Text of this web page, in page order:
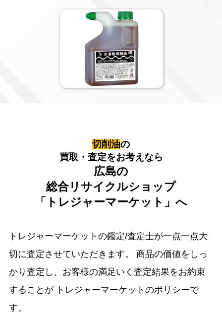
切削油の
買取・査定をお考えなら
広島の
総合リサイクルショップ
「トレジャーマーケット」へ
トレジャーマーケットの鑑定/査定士が一点一点大
切に査定させていただきます。
商品の価値をしっ
かり査定し、お客様の満足いく査定結果をお約束
することが トレジャーマーケットのポリシーで
す。